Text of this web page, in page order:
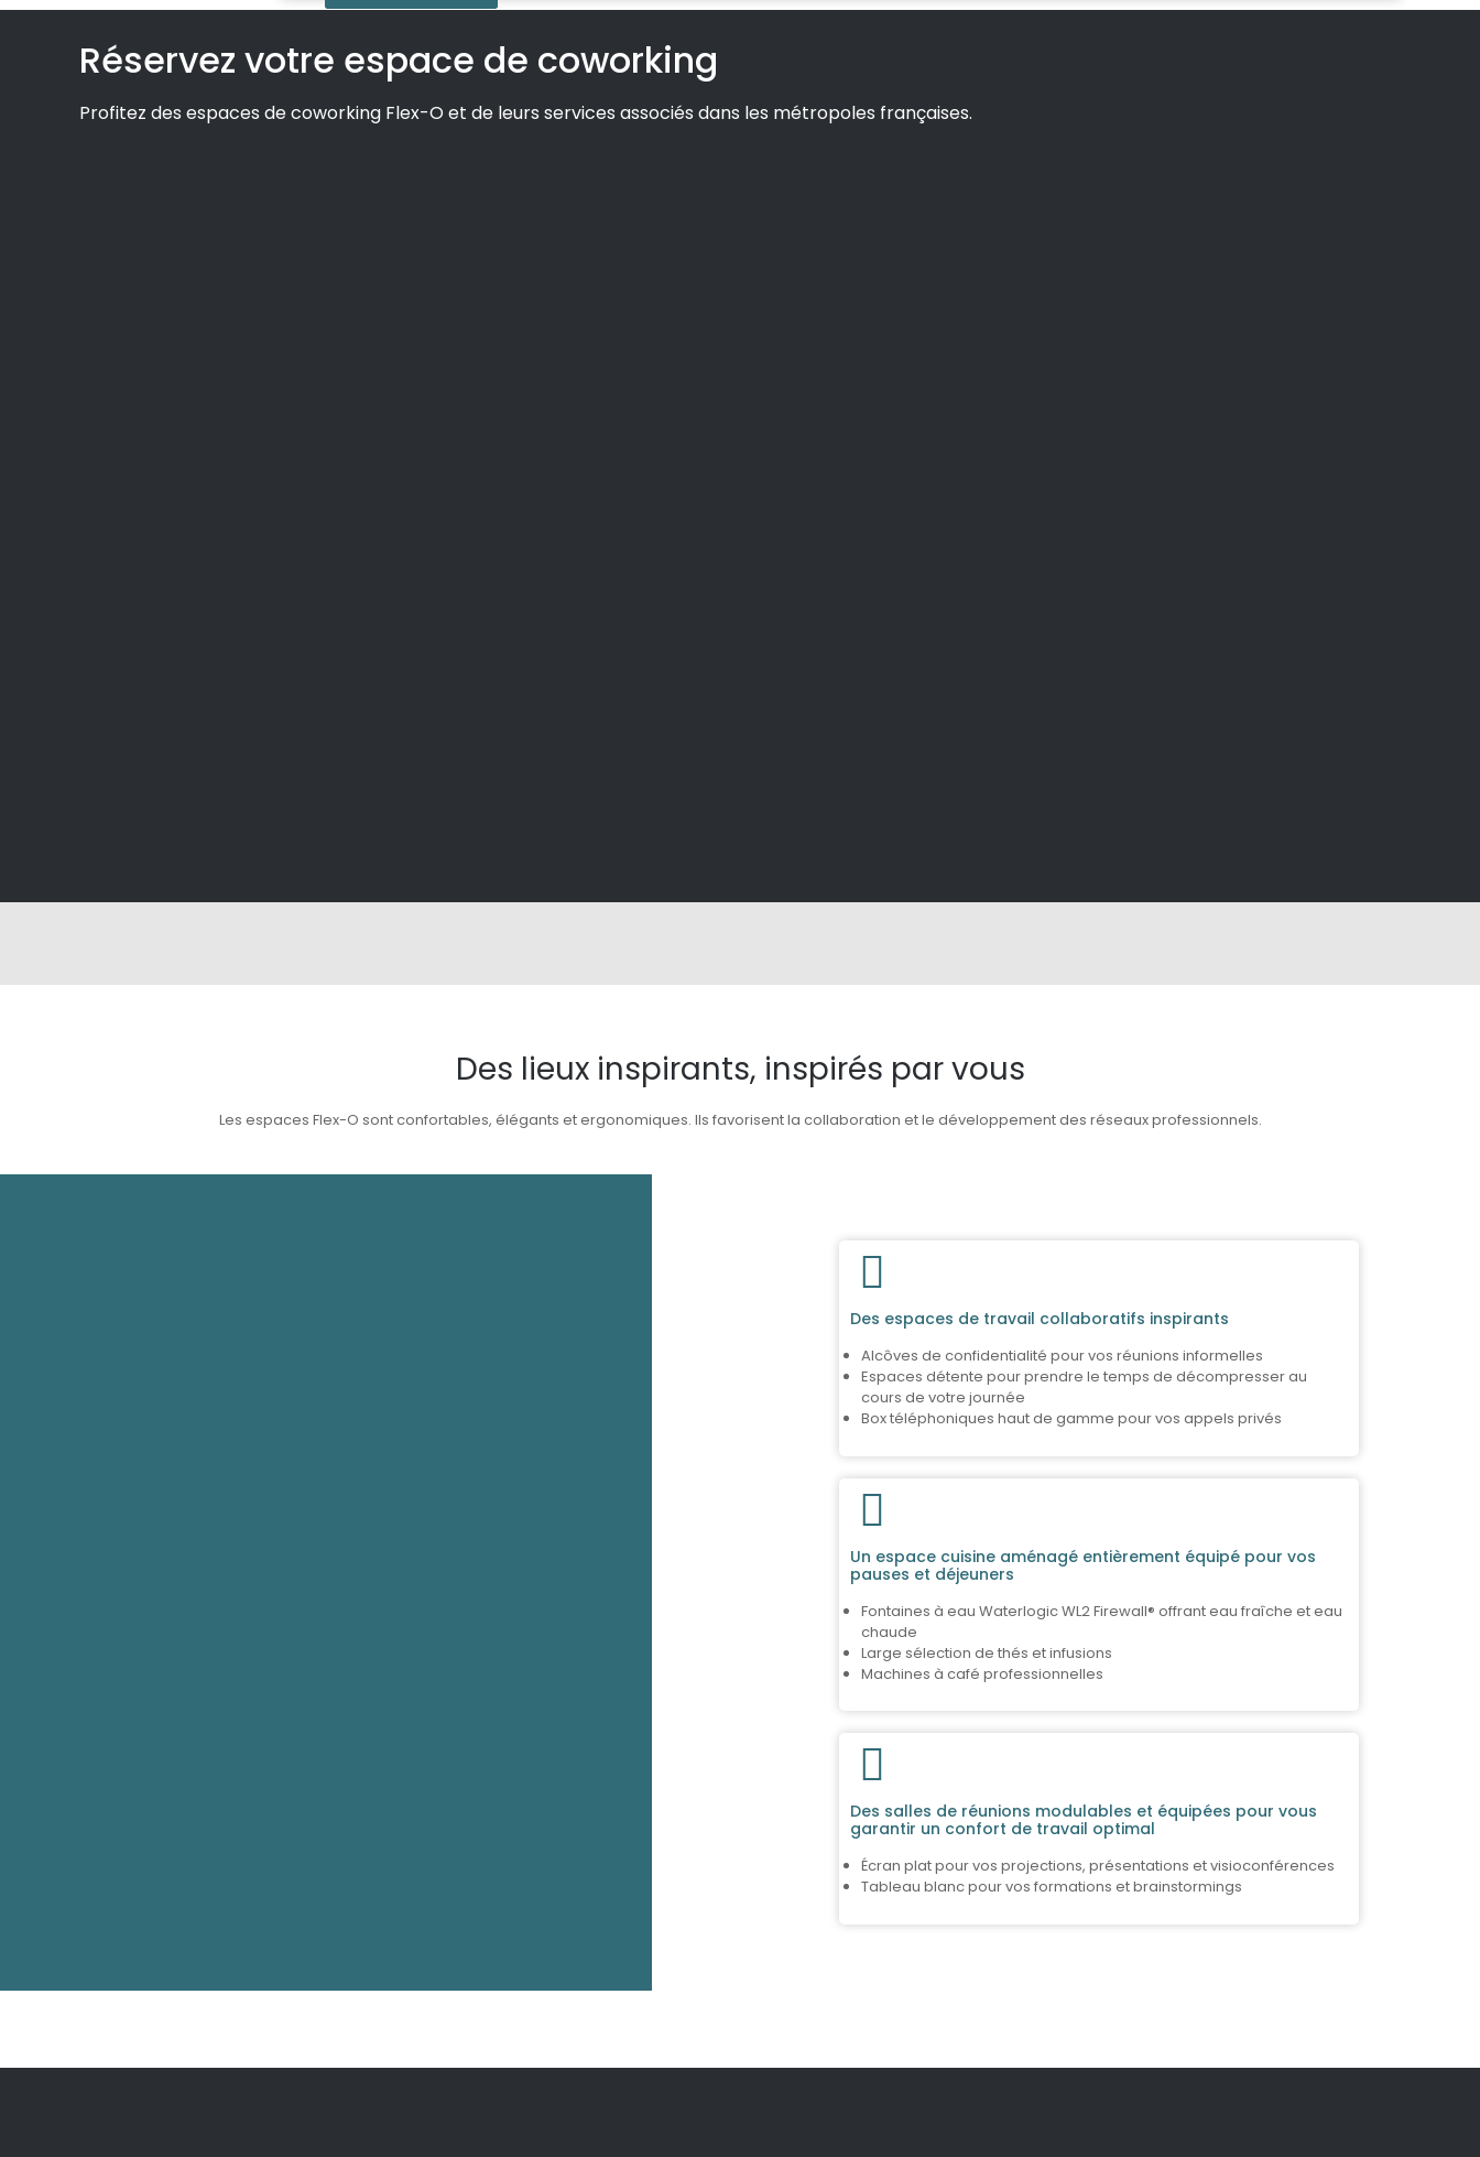
Réservez votre espace de coworking
Profitez des espaces de coworking Flex-O et de leurs services associés dans les métropoles françaises.
Des lieux inspirants, inspirés par vous
Les espaces Flex-O sont confortables, élégants et ergonomiques. Ils favorisent la collaboration et le développement des réseaux professionnels.
Des espaces de travail collaboratifs inspirants
Alcôves de confidentialité pour vos réunions informelles
Espaces détente pour prendre le temps de décompresser au
cours de votre journée
Box téléphoniques haut de gamme pour vos appels privés
Un espace cuisine aménagé entièrement équipé pour vos
pauses et déjeuners
Fontaines à eau Waterlogic WL2 Firewall® offrant eau fraîche et eau
chaude
Large sélection de thés et infusions
Machines à café professionnelles
Des salles de réunions modulables et équipées pour vous
garantir un confort de travail optimal
Écran plat pour vos projections, présentations et visioconférences
Tableau blanc pour vos formations et brainstormings